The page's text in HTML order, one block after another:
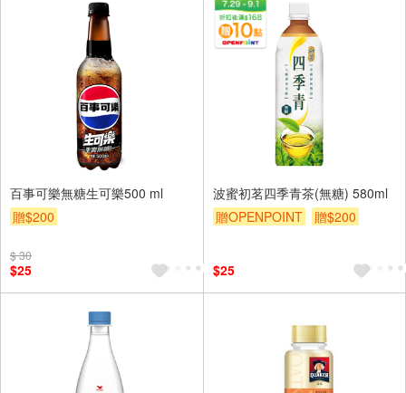
百事可樂無糖生可樂500 ml
贈$200
$ 30
$25
波蜜初茗四季青茶(無糖) 580ml
贈OPENPOINT
贈$200
$25